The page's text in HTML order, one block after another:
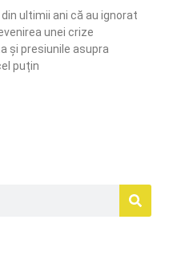
ultimii ani că au ignorat
unei crize
și presiunile asupra
puțin